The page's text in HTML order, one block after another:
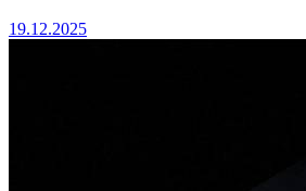
19.12.2025